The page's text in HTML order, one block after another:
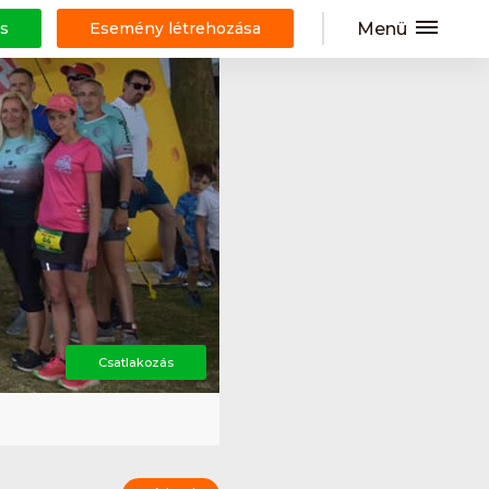
Esemény létrehozása Menü
Csatlakozás